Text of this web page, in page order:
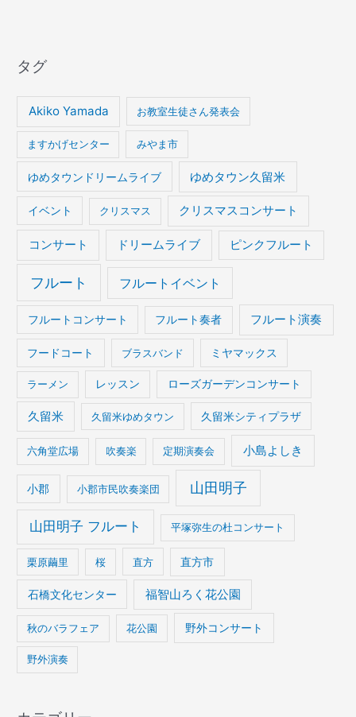
タグ
Akiko Yamada お教室生徒さん発表会
ますかげセンター みやま市
ゆめタウンドリームライブ ゆめタウン久留米
イベント クリスマス クリスマスコンサート
コンサート ドリームライブ ピンクフルート
フルート フルートイベント
フルートコンサート フルート奏者 フルート演奏
フードコート ブラスバンド ミヤマックス
ラーメン レッスン ローズガーデンコンサート
久留米 久留米ゆめタウン 久留米シティプラザ
六角堂広場 吹奏楽 定期演奏会 小島よしき
小郡 小郡市民吹奏楽団 山田明子
山田明子 フルート 平塚弥生の杜コンサート
栗原繭里 桜 直方 直方市
石橋文化センター 福智山ろく花公園
秋のバラフェア 花公園 野外コンサート
野外演奏